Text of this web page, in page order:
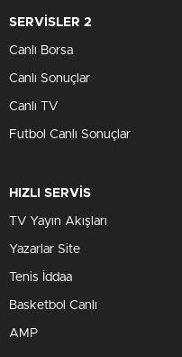
SERVİSLER 2
Canlı Borsa
Canlı Sonuçlar
Canlı TV
Futbol Canlı Sonuçlar
HIZLI SERVİS
TV Yayın Akışları
Yazarlar Site
Tenis İddaa
Basketbol Canlı
AMP